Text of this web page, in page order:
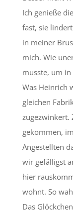
Ich genieße
fast, sie
in meiner
mich. Wie
musste, um
Was Heinrich
gleichen
gekommen,
Angestellten
wir gefälligst
hier
wohnt. So
Das